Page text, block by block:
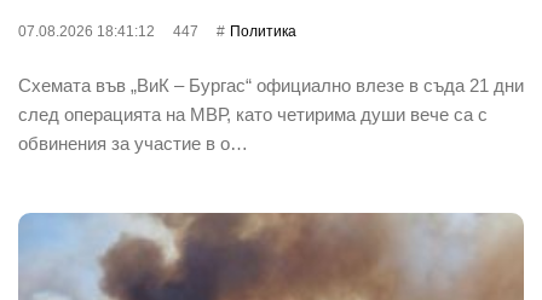
07.08.2026 18:41:12 447 Политика
Схемата във „ВиК – Бургас“ официално влезе в съда 21 дни
след операцията на МВР, като четирима души вече са с
обвинения за участие в о…